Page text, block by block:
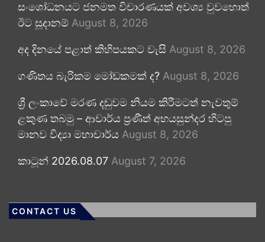
සංශෝධනයට ජනමත විචාරණයක් අවශ්‍ය වුවහොත්
ඊට සූදානම් August 8, 2026
අද දිනයේ පළාත් කිහිපයකට වැසි August 8, 2026
ගණිතය බැරිකම මෝඩකමක් ද? August 8, 2026
ශ්‍රී ලංකාවේ මරණ දඬුවම නියම කිරීමටත් නැවතුම්
ළකුණ තබමු – ආචාර්ය ප්‍රණීත් අභයසුන්දර හිටපු
මානව විද්‍යා මහාචාර්ය August 8, 2026
කාටූන් 2026.08.07 August 7, 2026
CONTACT US